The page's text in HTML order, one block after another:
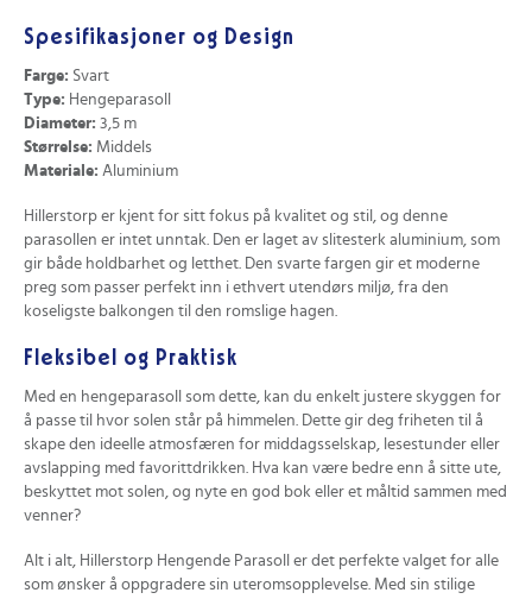
Spesifikasjoner og Design
Farge: Svart
Type: Hengeparasoll
Diameter: 3,5 m
Størrelse: Middels
Materiale: Aluminium
Hillerstorp er kjent for sitt fokus på kvalitet og stil, og denne
parasollen er intet unntak. Den er laget av slitesterk aluminium, som
gir både holdbarhet og letthet. Den svarte fargen gir et moderne
preg som passer perfekt inn i ethvert utendørs miljø, fra den
koseligste balkongen til den romslige hagen.
Fleksibel og Praktisk
Med en hengeparasoll som dette, kan du enkelt justere skyggen for
å passe til hvor solen står på himmelen. Dette gir deg friheten til å
skape den ideelle atmosfæren for middagsselskap, lesestunder eller
avslapping med favorittdrikken. Hva kan være bedre enn å sitte ute,
beskyttet mot solen, og nyte en god bok eller et måltid sammen med
venner?
Alt i alt, Hillerstorp Hengende Parasoll er det perfekte valget for alle
som ønsker å oppgradere sin uteromsopplevelse. Med sin stilige